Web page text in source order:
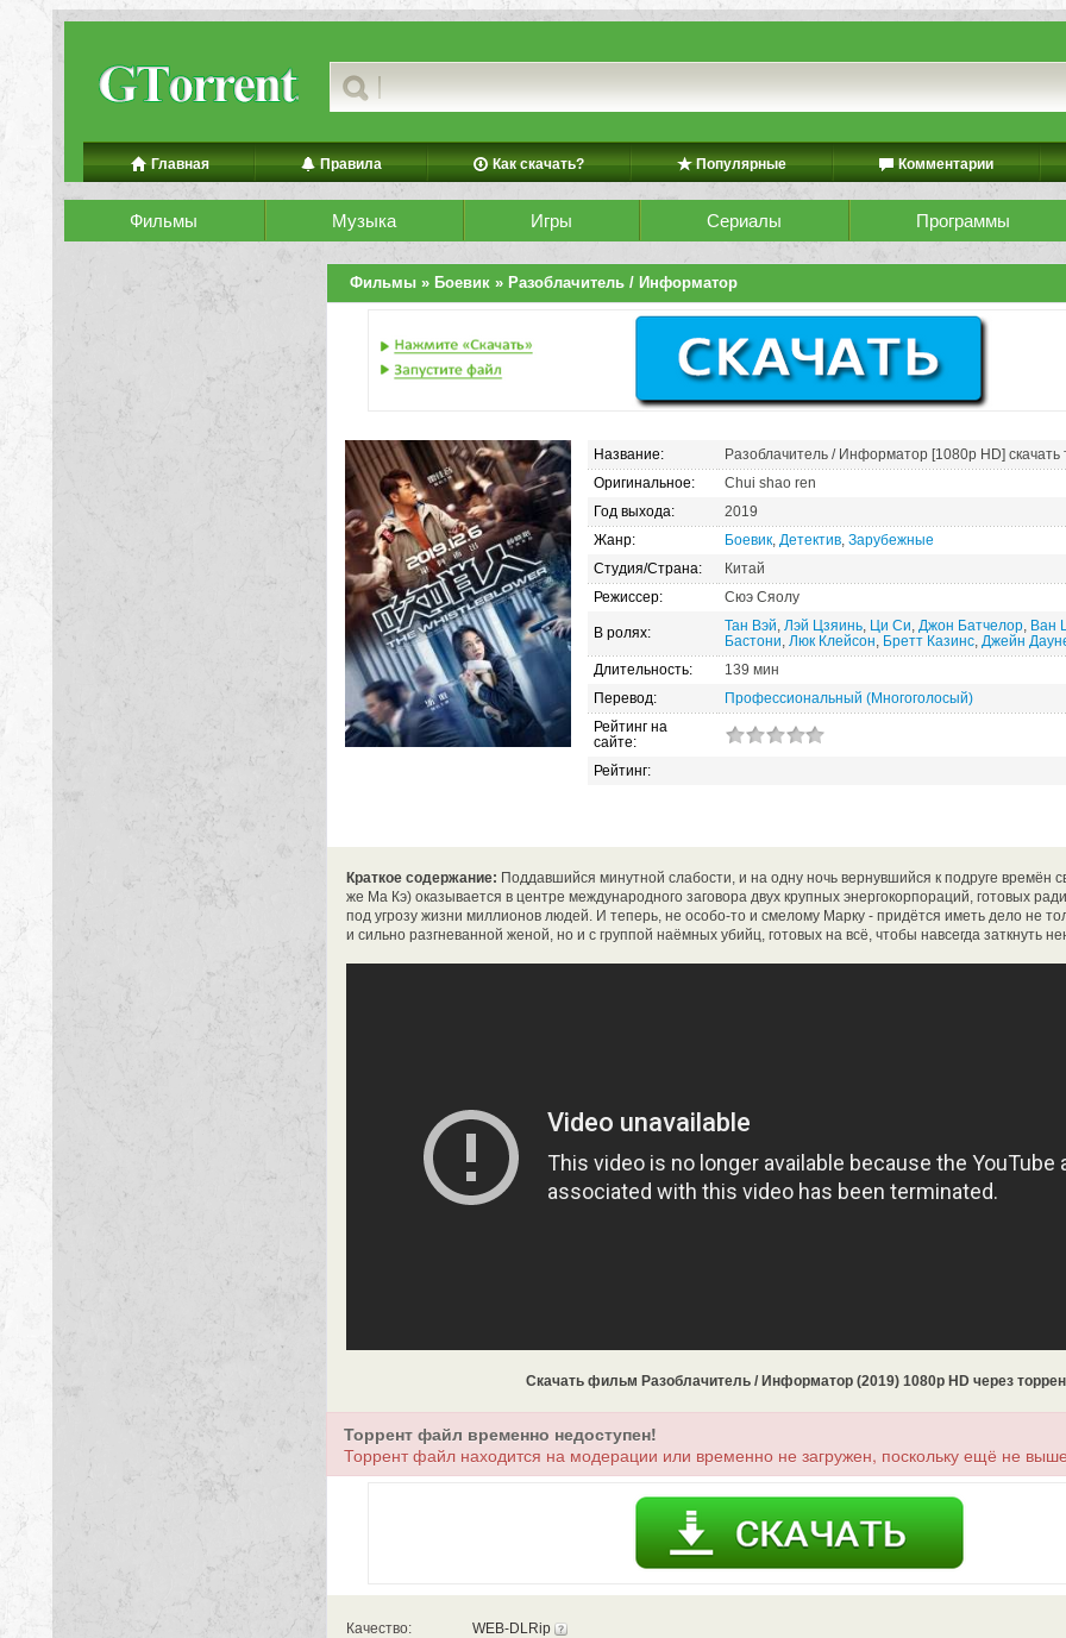
Главная Правила Как скачать? Популярные Комментарии
Фильмы Музыка Игры Сериалы Программы
Фильмы » Боевик » Разоблачитель / Информатор
Название:
Разоблачитель / Информатор [1080p HD] скачать
Оригинальное:
Chui shao ren
Год выхода:
2019
Жанр:
Боевик, Детектив, Зарубежные
Студия/Страна:
Китай
Режиссер:
Сюэ Сяолу
В ролях: Тан Вэй, Лэй Цзяинь, Ци Си, Джон Батчелор, Ван
Бастони, Люк Клейсон, Бретт Казинс, Джейн
Длительность:
139 мин
Перевод:
Профессиональный (Многоголосый)
Рейтинг на
сайте:
Рейтинг:
Краткое содержание: Поддавшийся минутной слабости, и на одну ночь вернувшийся к подруге времён
же Ма Кэ) оказывается в центре международного заговора двух крупных энергокорпораций, готовых
под угрозу жизни миллионов людей. И теперь, не особо-то и смелому Марку - придётся иметь дело не
и сильно разгневанной женой, но и с группой наёмных убийц, готовых на всё, чтобы навсегда заткнуть
Скачать фильм Разоблачитель / Информатор (2019) 1080p HD через
Торрент файл временно недоступен!
Торрент файл находится на модерации или временно не загружен, поскольку ещё не
Качество:
WEB-DLRip